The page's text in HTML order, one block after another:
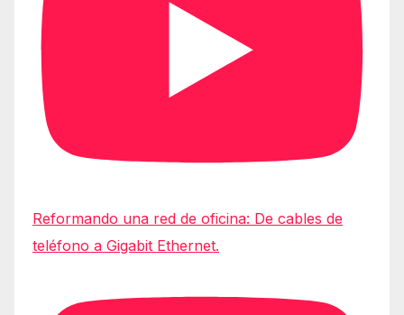
Reformando una red de oficina: De cables de
teléfono a Gigabit Ethernet.